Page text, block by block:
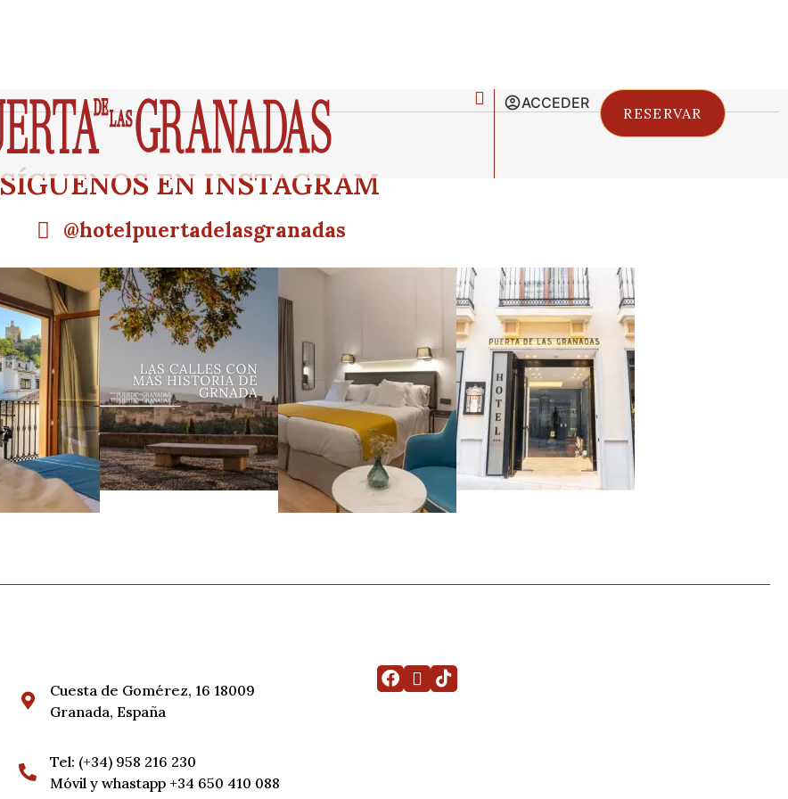
ACCEDER
RESERVAR
SÍGUENOS EN INSTAGRAM
@hotelpuertadelasgranadas
Cuesta de Gomérez, 16 18009
Granada, España
Tel: (+34) 958 216 230
Móvil y whastapp +34 650 410 088